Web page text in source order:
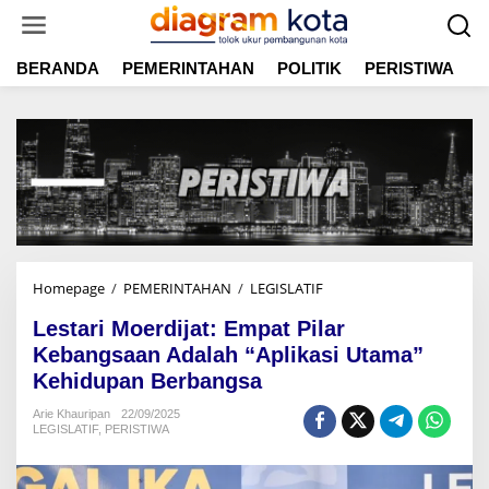
t
BERANDA PEMERINTAHAN POLITIK PERISTIWA
Homepage / PEMERINTAHAN / LEGISLATIF
s
t
i
M
Lestari Moerdijat: Empat Pilar
Kebangsaan Adalah “Aplikasi Utama”
Kehidupan Berbangsa
Arie Khauripan
22/09/2025
LEGISLATIF, PERISTIWA